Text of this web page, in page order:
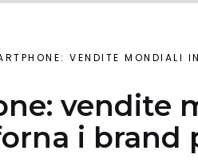
VENDITE MONDIALI
vendite
i brand